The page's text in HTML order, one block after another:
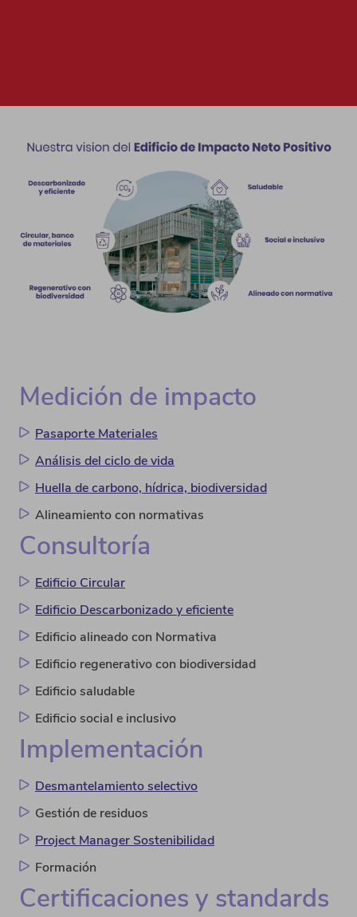
Medición de impacto
Pasaporte Materiales
Análisis del ciclo de vida
Huella de carbono, hídrica, biodiversidad
Alineamiento con normativas
Consultoría
Edificio Circular
Edificio Descarbonizado y eficiente
Edificio alineado con Normativa
Edificio regenerativo con biodiversidad
Edificio saludable
Edificio social e inclusivo
Implementación
Desmantelamiento selectivo
Gestión de residuos
Project Manager Sostenibilidad
Formación
Certificaciones y standards